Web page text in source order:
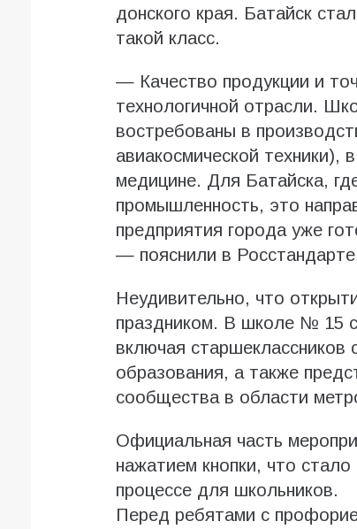
донского края. Батайск
такой класс.
— Качество продукции и
технологичной отрасли.
востребованы в
авиакосмической техники),
медицине. Для Батайска,
промышленность, это
предприятия города уже
— пояснили в
Неудивительно, что
праздником. В школе № 15
включая старшеклассников
образования, а также
сообщества в области
Официальная часть
нажатием кнопки, что
процессе для школьников.
Перед ребятами с